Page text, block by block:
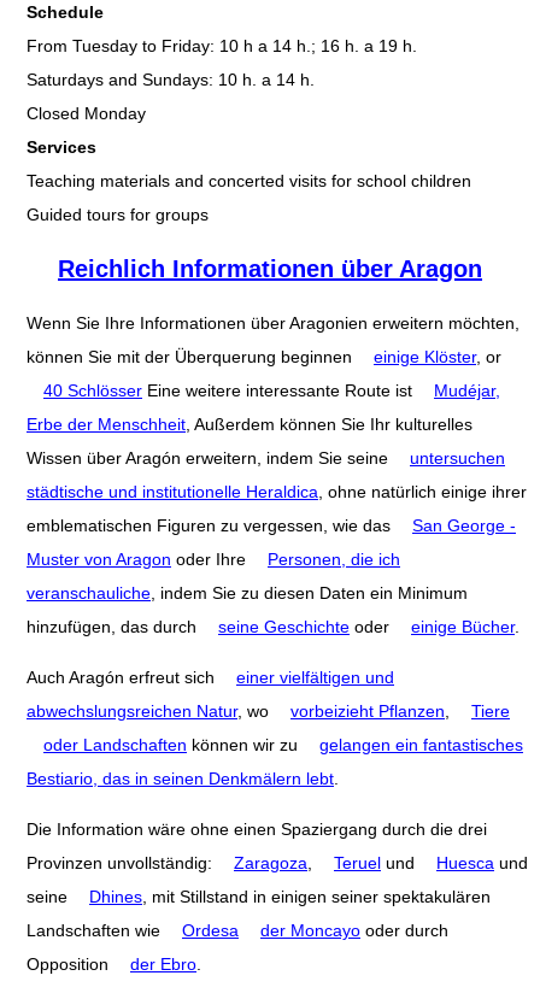
Schedule
From Tuesday to Friday: 10 h a 14 h.; 16 h. a 19 h.
Saturdays and Sundays: 10 h. a 14 h.
Closed Monday
Services
Teaching materials and concerted visits for school children
Guided tours for groups
Reichlich Informationen über Aragon
Wenn Sie Ihre Informationen über Aragonien erweitern möchten,
können Sie mit der Überquerung beginnen
einige Klöster, or
40 Schlösser Eine weitere interessante Route ist
Mudéjar,
Erbe der Menschheit , Außerdem können Sie Ihr kulturelles
Wissen über Aragón erweitern, indem Sie seine
untersuchen
städtische und institutionelle Heraldica , ohne natürlich einige ihrer
emblematischen Figuren zu vergessen, wie das
San George -
Muster von Aragon oder Ihre
Personen, die ich
veranschauliche , indem Sie zu diesen Daten ein Minimum
hinzufügen, das durch
seine Geschichte oder einige Bücher.
Auch Aragón erfreut sich
einer vielfältigen und
abwechslungsreichen Natur, wo vorbeizieht Pflanzen
Tiere
oder Landschaften können wir zu
gelangen ein fantastisches
Bestiario, das in seinen Denkmälern lebt
Die Information wäre ohne einen Spaziergang durch die drei
Provinzen unvollständig:
Zaragoza Teruel und Huesca und
seine
Dhines , mit Stillstand in einigen seiner spektakulären
Landschaften wie
Ordesa der Moncayo oder durch
Opposition
der Ebro